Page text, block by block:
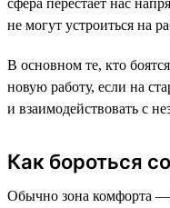
не могут устроиться на
В основном те, кто
новую работу, если на
и взаимодействовать с
Как бороться
Обычно зона комфорта —